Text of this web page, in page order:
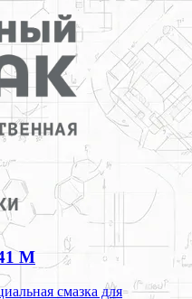
M
смазка для